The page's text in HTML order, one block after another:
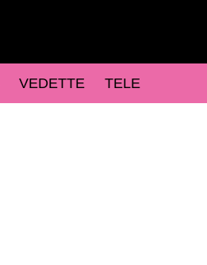
VEDETTE TELE